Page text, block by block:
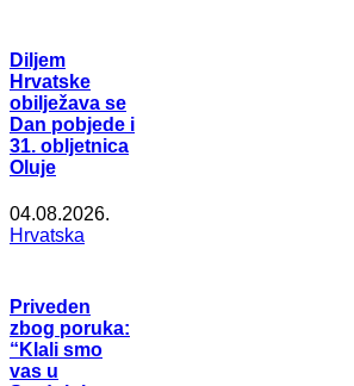
Diljem
Hrvatske
obilježava se
Dan pobjede i
31. obljetnica
Oluje
04.08.2026.
Hrvatska
Priveden
zbog poruka:
“Klali smo
vas u